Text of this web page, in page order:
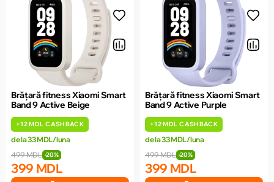
Brățară fitness Xiaomi Smart
Band 9 Active Beige
+12 MDL CASHBACK
de la 33 MDL/luna
399 MDL
499 MDL -20%
Brățară fitness Xiaomi Smart
Band 9 Active Purple
+12 MDL CASHBACK
de la 33 MDL/luna
399 MDL
499 MDL -20%